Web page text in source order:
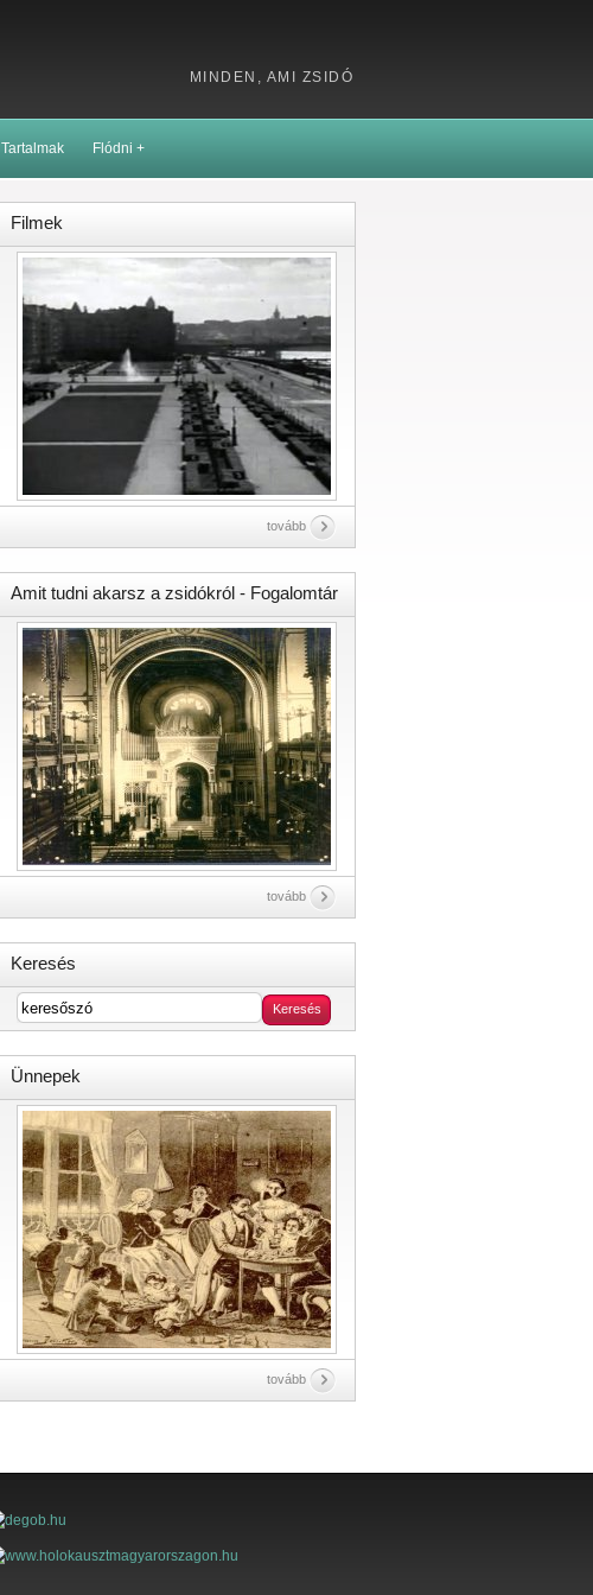
MINDEN, AMI ZSIDÓ
Tartalmak Flódni +
Filmek
tovább
Amit tudni akarsz a zsidókról - Fogalomtár
tovább
Keresés
Ünnepek
tovább